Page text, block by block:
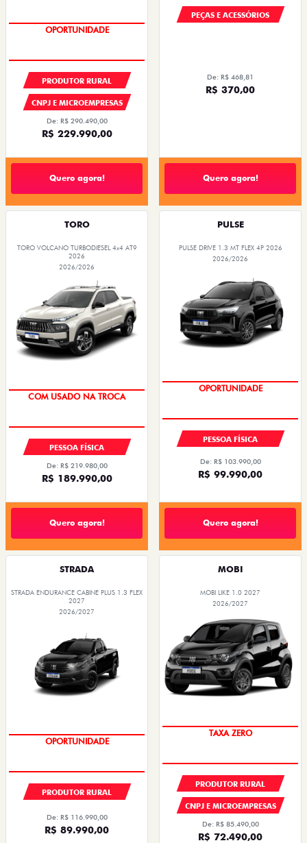
OPORTUNIDADE
PRODUTOR RURAL
CNPJ E MICROEMPRESAS
De: R$ 290.490,00
R$ 229.990,00
Quero agora!
PEÇAS E ACESSÓRIOS
De: R$ 468,81
R$ 370,00
Quero agora!
TORO
TORO VOLCANO TURBODIESEL 4x4 AT9
2026
2026/2026
COM USADO NA TROCA
PESSOA FÍSICA
De: R$ 219.980,00
R$ 189.990,00
Quero agora!
PULSE
PULSE DRIVE 1.3 MT FLEX 4P 2026
2026/2026
OPORTUNIDADE
PESSOA FÍSICA
De: R$ 103.990,00
R$ 99.990,00
Quero agora!
STRADA
STRADA ENDURANCE CABINE PLUS 1.3 FLEX
2027
2026/2027
OPORTUNIDADE
PRODUTOR RURAL
De: R$ 116.990,00
R$ 89.990,00
MOBI
MOBI LIKE 1.0 2027
2026/2027
TAXA ZERO
PRODUTOR RURAL
CNPJ E MICROEMPRESAS
De: R$ 85.490,00
R$ 72.490,00